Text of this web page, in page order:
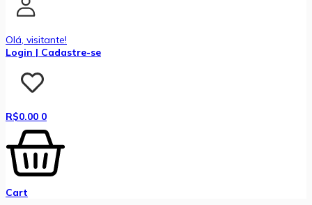
Olá, visitante!
Login | Cadastre-se
R$0.00 0
Cart